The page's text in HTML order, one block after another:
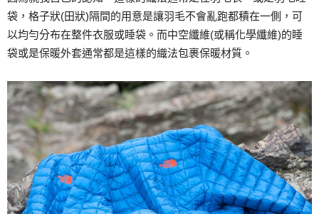
袋，格子狀(田狀)隔間的用意是讓羽毛不會亂跑都積在一側，可
以均勻分布在整件衣服或睡袋。而中空纖維(或稱化學纖維)的睡
袋或是保暖外套通常都是這樣的織法包裹保暖材質。